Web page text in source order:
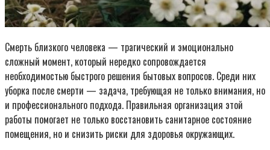
Смерть близкого человека — трагический и эмоционально
сложный момент, который нередко сопровождается
необходимостью быстрого решения бытовых вопросов. Среди них
уборка после смерти — задача, требующая не только внимания, но
и профессионального подхода. Правильная организация этой
работы помогает не только восстановить санитарное состояние
помещения, но и снизить риски для здоровья окружающих.